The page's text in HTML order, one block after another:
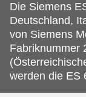
Die Siemens
Deutschland,
von Siemens
Fabriknummer
werden die ES